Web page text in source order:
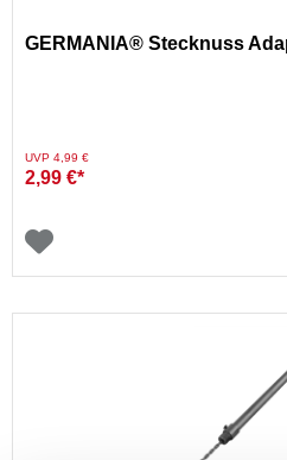
GERMANIA® Stecknuss
Preis reduziert von
UVP 4,99 €auf
2,99 €*